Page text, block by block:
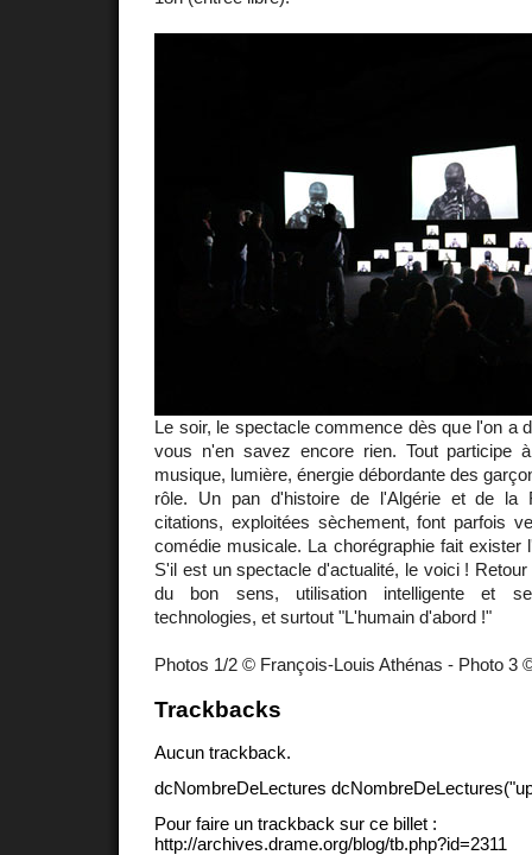
Le soir, le spectacle commence dès que l'on a
vous n'en savez encore rien. Tout participe
musique, lumière, énergie débordante des
rôle. Un pan d'histoire de l'Algérie et de la
citations, exploitées sèchement, font parfois
comédie musicale. La chorégraphie fait exister
S'il est un spectacle d'actualité, le voici !
du bon sens, utilisation intelligente et
technologies, et surtout "L'humain d'abord !"
Photos 1/2 © François-Louis Athénas - Photo 3
Trackbacks
Aucun trackback.
dcNombreDeLectures
Pour faire un trackback sur ce billet :
http://archives.drame.org/blog/tb.php?id=2311